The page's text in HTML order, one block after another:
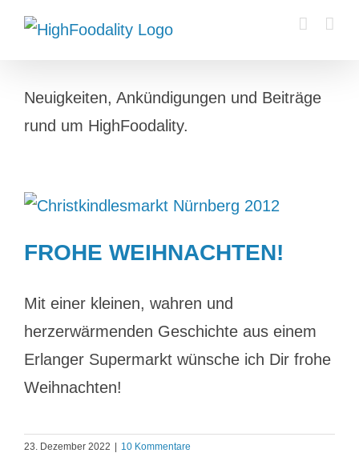
Zum
Inhalt
Neuigkeiten, Ankündigungen und Beiträge
rund um HighFoodality.
FROHE WEIHNACHTEN!
Mit einer kleinen, wahren und
herzerwärmenden Geschichte aus einem
Erlanger Supermarkt wünsche ich Dir frohe
Weihnachten!
23. Dezember 2022
10 Kommentare